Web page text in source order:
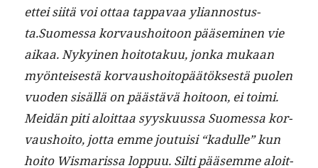
ettei siitä voi ottaa tap­pavaa ylian­nos­tus­
ta.Suomes­sa kor­vaushoitoon pääsem­i­nen vie
aikaa. Nykyi­nen hoito­takuu, jon­ka mukaan
myön­teis­es­tä kor­vaushoitopäätök­ses­tä puolen
vuo­den sisäl­lä on päästävä hoitoon, ei toi­mi.
Mei­dän piti aloit­taa syysku­us­sa Suomes­sa kor­
vaushoito, jot­ta emme jou­tu­isi “kadulle” kun
hoito Wis­maris­sa lop­puu. Silti pääsemme aloit­